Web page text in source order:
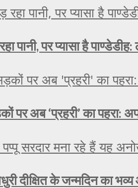
पानी, पर प्यासा है
पर अब ‘प्रहरी’ का
दीक्षित के जन्मदिन का